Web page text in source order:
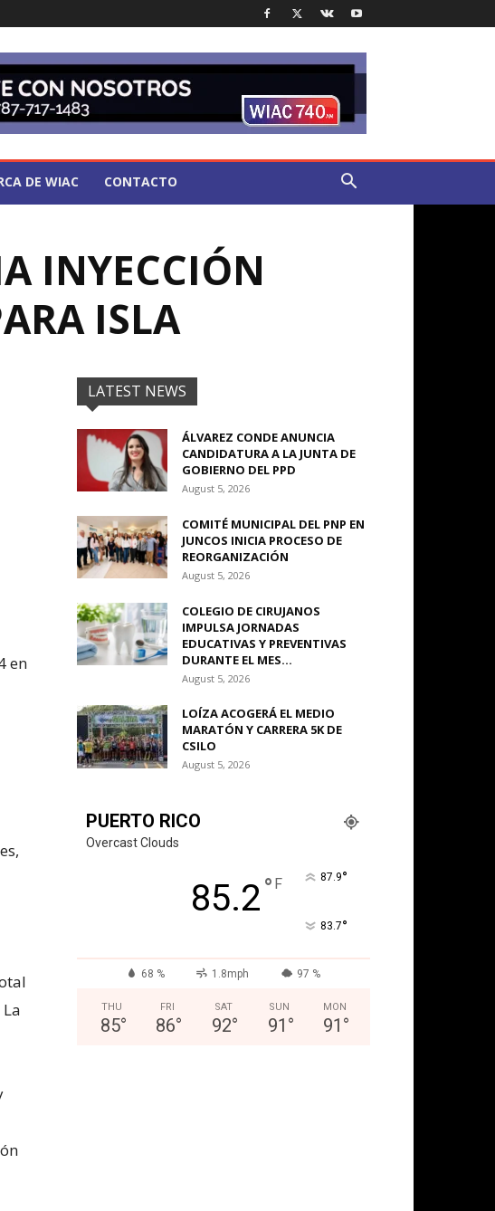
DE WIAC CONTACTO
INYECCIÓN
ISLA
en
LATEST NEWS
ÁLVAREZ CONDE ANUNCIA
CANDIDATURA A LA JUNTA DE
GOBIERNO DEL PPD
August 5, 2026
COMITÉ MUNICIPAL DEL PNP EN
JUNCOS INICIA PROCESO DE
REORGANIZACIÓN
August 5, 2026
COLEGIO DE CIRUJANOS
IMPULSA JORNADAS
EDUCATIVAS Y PREVENTIVAS
DURANTE EL MES...
August 5, 2026
LOÍZA ACOGERÁ EL MEDIO
MARATÓN Y CARRERA 5K DE
CSILO
August 5, 2026
PUERTO RICO
Overcast Clouds
85.2° F 87.9°
83.7°
68 % 1.8mph 97 %
THU
85°
FRI
86°
SAT
92°
SUN
91 °
MON
91 °